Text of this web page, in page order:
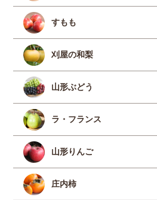
すもも
刈屋の和梨
山形ぶどう
ラ・フランス
山形りんご
庄内柿